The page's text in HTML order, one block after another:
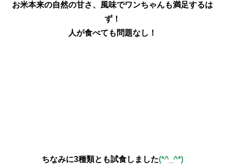
お米本来の自然の甘さ、風味でワンちゃんも満足するは
ず！
人が食べても問題なし！
ちなみに3種類とも試食しました(*^_^*)